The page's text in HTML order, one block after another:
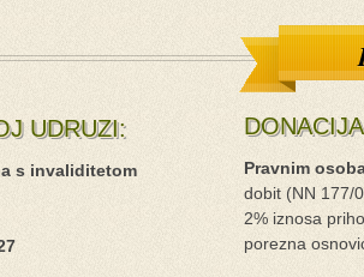
UDRUZI:
s invaliditetom
DONACIJA
Pravnim
dobit (NN 177/
2% iznosa
porezna